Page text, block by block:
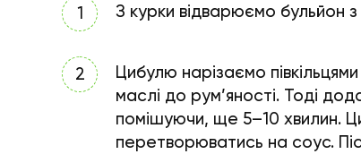
З курки відварюємо бульйон
Цибулю нарізаємо
маслі до рум’яності. Тоді
помішуючи, ще 5–10 хвилин.
перетворюватись на соус.